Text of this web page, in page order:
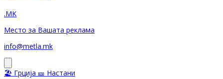
.MK
Место за Вашата реклама
info@metla.mk
🏖️ Грција 🎫 Настани